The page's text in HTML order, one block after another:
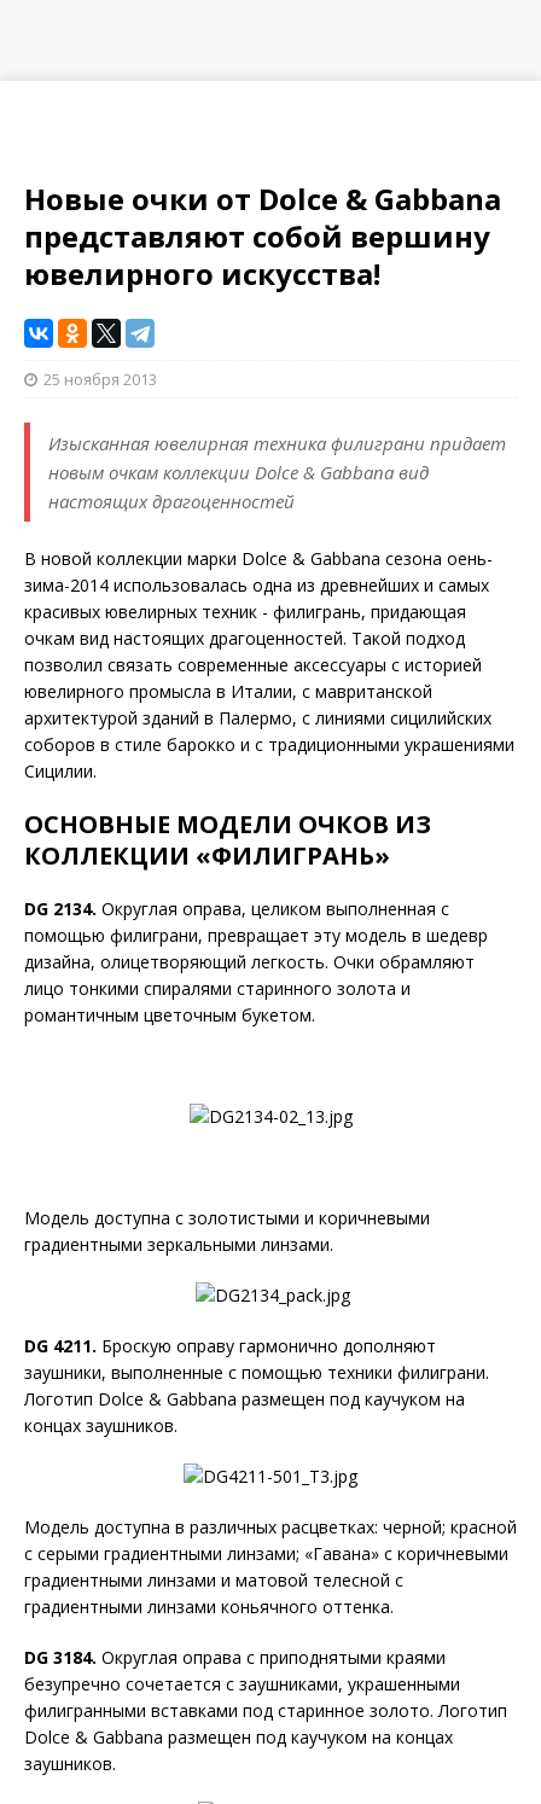
Новые очки от Dolce & Gabbana
представляют собой вершину
ювелирного искусства!
25 ноября 2013
Изысканная ювелирная техника филиграни придает
новым очкам коллекции Dolce & Gabbana вид
настоящих драгоценностей
В новой коллекции марки Dolce & Gabbana сезона оень-
зима-2014 использовалась одна из древнейших и самых
красивых ювелирных техник - филигрань, придающая
очкам вид настоящих драгоценностей. Такой подход
позволил связать современные аксессуары с историей
ювелирного промысла в Италии, с мавританской
архитектурой зданий в Палермо, с линиями сицилийских
соборов в стиле барокко и с традиционными украшениями
Сицилии.
ОСНОВНЫЕ МОДЕЛИ ОЧКОВ ИЗ
КОЛЛЕКЦИИ «ФИЛИГРАНЬ»
DG 2134. Округлая оправа, целиком выполненная с
помощью филиграни, превращает эту модель в шедевр
дизайна, олицетворяющий легкость. Очки обрамляют
лицо тонкими спиралями старинного золота и
романтичным цветочным букетом.
Модель доступна с золотистыми и коричневыми
градиентными зеркальными линзами.
DG 4211. Броскую оправу гармонично дополняют
заушники, выполненные с помощью техники филиграни.
Логотип Dolce & Gabbana размещен под каучуком на
концах заушников.
Модель доступна в различных расцветках: черной; красной
с серыми градиентными линзами; «Гавана» с коричневыми
градиентными линзами и матовой телесной с
градиентными линзами коньячного оттенка.
DG 3184. Округлая оправа с приподнятыми краями
безупречно сочетается с заушниками, украшенными
филигранными вставками под старинное золото. Логотип
Dolce & Gabbana размещен под каучуком на концах
заушников.